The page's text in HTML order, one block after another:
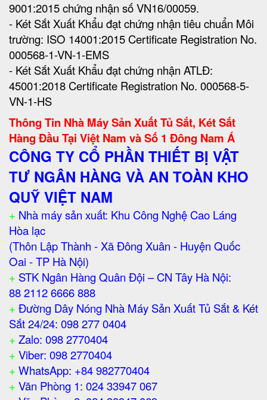
9001:2015 chứng nhận số VN16/00059.
- Két Sắt Xuất Khẩu đạt chứng nhận tiêu chuẩn Môi
trường: ISO 14001:2015 Certificate Registration No.
000568-1-VN-1-EMS
- Két Sắt Xuất Khẩu đạt chứng nhận ATLĐ:
45001:2018 Certificate Registration No. 000568-5-
VN-1-HS
Thông Tin Nhà Máy Sản Xuất Tủ Sắt, Két Sắt
Hàng Đầu Tại Việt Nam và Số 1 Đông Nam Á
CÔNG TY CỔ PHẦN THIẾT BỊ VẬT
TƯ NGÂN HÀNG VÀ AN TOÀN KHO
QUỸ VIỆT NAM
+ Nhà máy sản xuất: Khu Công Nghệ Cao Láng
Hòa lạc
(Thôn Lập Thành - Xã Đông Xuân - Huyện Quốc
Oai - TP Hà Nội)
+ STK Ngân Hàng Quân Đội – CN Tây Hà Nội:
88 2112 6666 888
+ Đường Dây Nóng Nhà Máy Sản Xuất Tủ Sắt & Két
Sắt 24/24: 098 277 0404
+ Zalo: 098 2770404
+ Viber: 098 2770404
+ WhatsApp: +84 982770404
+ Văn Phòng 1: 024 33947 067